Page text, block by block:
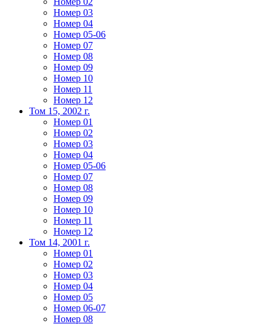
Номер 03
Номер 04
Номер 05-06
Номер 07
Номер 08
Номер 09
Номер 10
Номер 11
Номер 12
Том 15, 2002 г.
Номер 01
Номер 02
Номер 03
Номер 04
Номер 05-06
Номер 07
Номер 08
Номер 09
Номер 10
Номер 11
Номер 12
Том 14, 2001 г.
Номер 01
Номер 02
Номер 03
Номер 04
Номер 05
Номер 06-07
Номер 08